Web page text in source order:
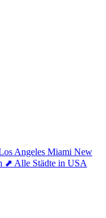
Angeles Miami New
⬈ Alle Städte in USA